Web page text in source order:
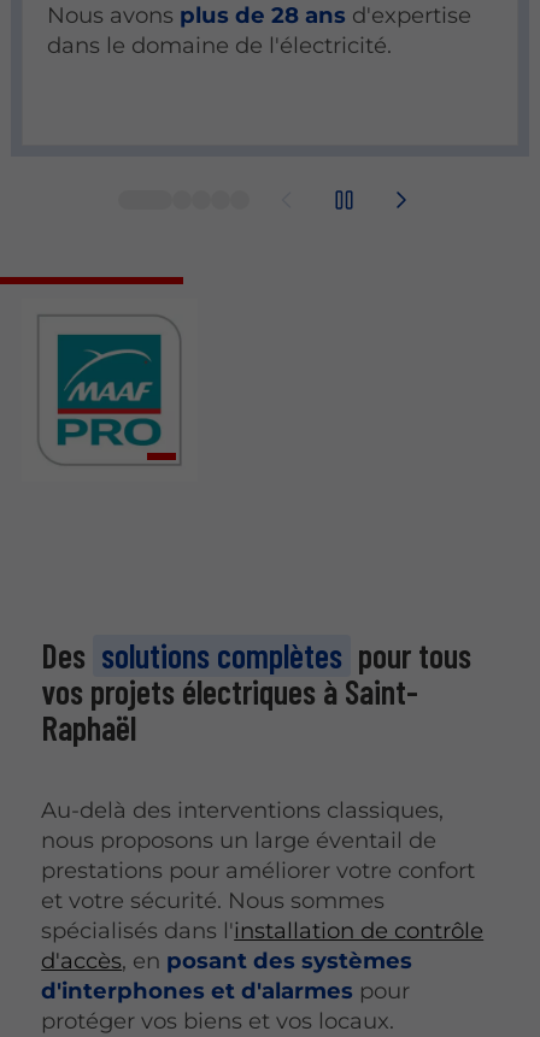
Nous avons plus de 28 ans d'expertise
dans le domaine de l'électricité.
Des solutions complètes pour tous
vos projets électriques à Saint-
Raphaël
Au-delà des interventions classiques,
nous proposons un large éventail de
prestations pour améliorer votre confort
et votre sécurité. Nous sommes
spécialisés dans l'installation de contrôle
d'accès, en posant des systèmes
d'interphones et d'alarmes pour
protéger vos biens et vos locaux.